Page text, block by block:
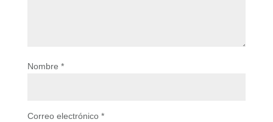
Nombre *
Correo electrónico *